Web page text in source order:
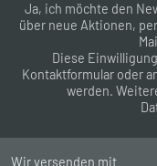
Ja, ich möchte den
über neue Aktionen,
Diese
Kontaktformular oder
werden.
Wir versenden mit